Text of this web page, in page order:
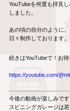
YouTubeを何度も拝見
しました。
あの頃の自分のように
日々制作しております。
続きはYouTubeで！お待
https://youtube.com/
今後の動画が楽しみで
スピニングガレージは